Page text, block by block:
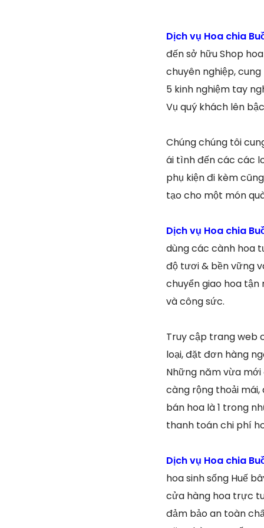
Dịch vụ Hoa chia
đến sở hữu Shop
chuyên nghiệp,
5 kinh nghiệm tay
Vụ quý khách lên
Chúng chúng tôi
ái tình đến các các
phụ kiện đi kèm
tạo cho một món
Dịch vụ Hoa chia
dùng các cành hoa
độ tươi & bền vững
chuyển giao hoa tận
và công sức.
Truy cập trang web
loại, đặt đơn hàng
Những năm vừa
càng rộng thoải mái,
bán hoa là 1 trong
thanh toán chi phí
Dịch vụ Hoa chia
hoa sinh sống Huế
cửa hàng hoa trực
đảm bảo an toàn